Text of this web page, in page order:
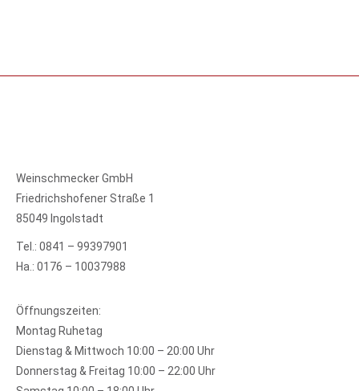
Weinschmecker GmbH
Friedrichshofener Straße 1
85049 Ingolstadt
Tel.: 0841 – 99397901
Ha.: 0176 – 10037988
Öffnungszeiten:
Montag Ruhetag
Dienstag & Mittwoch 10:00 – 20:00 Uhr
Donnerstag & Freitag 10:00 – 22:00 Uhr